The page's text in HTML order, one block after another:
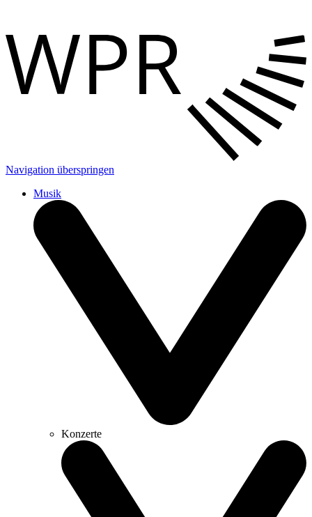
Navigation überspringen
Musik
Konzerte